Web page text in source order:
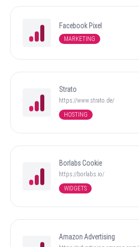
Facebook Pixel
MARKETING
Strato
https://www.strato.de/
HOSTING
Borlabs Cookie
https://borlabs.io/
WIDGETS
Amazon Advertising